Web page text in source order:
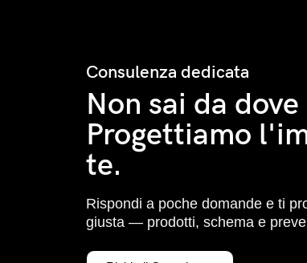
Consulenza dedicata
Non sai da
Progettiamo
te.
Rispondi a poche domande e ti
giusta — prodotti, schema e